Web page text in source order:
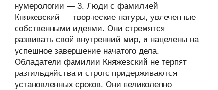
нумерологии — 3. Люди с фамилией
Княжевский — творческие натуры, увлеченные
собственными идеями. Они стремятся
развивать свой внутренний мир, и нацелены на
успешное завершение начатого дела.
Обладатели фамилии Княжевский не терпят
разгильдяйства и строго придерживаются
установленных сроков. Они великолепно